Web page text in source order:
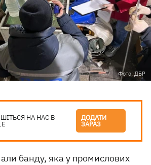
Фото: ДБР
НА НАС В ДОДАТИ
ЗАРАЗ
банду, яка у промислових